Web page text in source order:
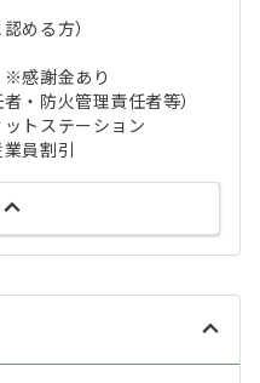
める方）
感謝金あり
・防火管理責任者等）
トステーション
員割引